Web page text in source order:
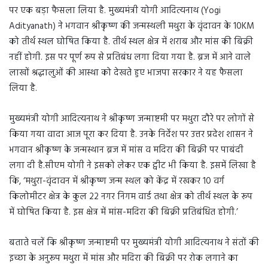
a
n
e
m
a
पर एक बड़ा फैसला लिया है. मुख्यमंत्री योगी आदित्यनाथ (Yogi
Adityanath) ने भगवान श्रीकृष्ण की जन्मस्थली मथुरा के वृंदावन के 10KM
को तीर्थ स्थल घोषित किया है. तीर्थ स्थल क्षेत्र में शराब और मांस की बिक्री
नहीं होगी. इस पर पूर्ण रूप से प्रतिबंध लगा दिया गया है. ब्रज में आने वाले
लाखों श्रद्धालुओं की आस्था को देखते हुए भाजपा सरकार ने यह फैसला
लिया है.
मुख्यमंत्री योगी आदित्यनाथ ने श्रीकृष्ण जन्माष्टमी पर मथुरा दौरे पर लोगों से
किया गया वादा आज पूरा कर दिया है. उनके निर्देश पर उत्तर प्रदेश शासन ने
भगवान श्रीकृष्ण के जन्मस्थान ब्रज में मांस व मदिरा की बिक्री पर पाबंदी
लगा दी है.सीएम योगी ने इसको लेकर एक ट्वीट भी किया है. इसमें लिखा है
कि, ‘मथुरा-वृंदावन में श्रीकृष्ण जन्म स्थल को केंद्र में रखकर 10 वर्ग
किलोमीटर क्षेत्र के कुल 22 नगर निगम वार्ड तथा क्षेत्र को तीर्थ स्थल के रूप
में घोषित किया है. इस क्षेत्र में मांस-मदिरा की बिक्री प्रतिबंधित होगी.’
बताते चलें कि श्रीकृष्ण जन्माष्टमी पर मुख्यमंत्री योगी आदित्यनाथ ने संतों की
इच्छा के अनुरूप मथुरा में मांस और मदिरा की बिक्री पर रोक लगाने का